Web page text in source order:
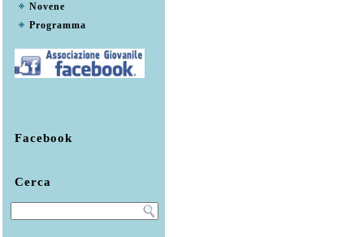
Novene
Programma
Facebook
Cerca